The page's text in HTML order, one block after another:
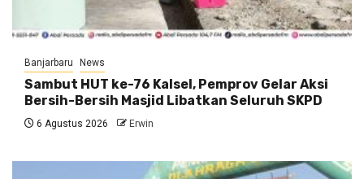
Banjarbaru News
Sambut HUT ke-76 Kalsel, Pemprov Gelar Aksi
Bersih-Bersih Masjid Libatkan Seluruh SKPD
6 Agustus 2026 Erwin